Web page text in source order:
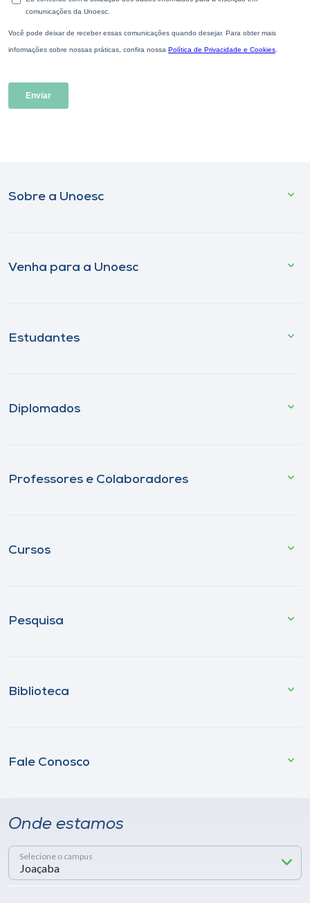
Sobre a Unoesc
Venha para a Unoesc
Estudantes
Diplomados
Professores e Colaboradores
Cursos
Pesquisa
Biblioteca
Fale Conosco
Onde estamos
Selecione o campus